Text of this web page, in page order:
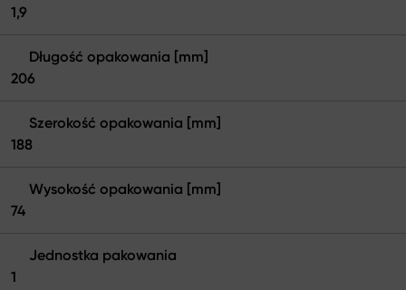
1,9
Długość opakowania [mm]
206
Szerokość opakowania [mm]
188
Wysokość opakowania [mm]
74
Jednostka pakowania
1